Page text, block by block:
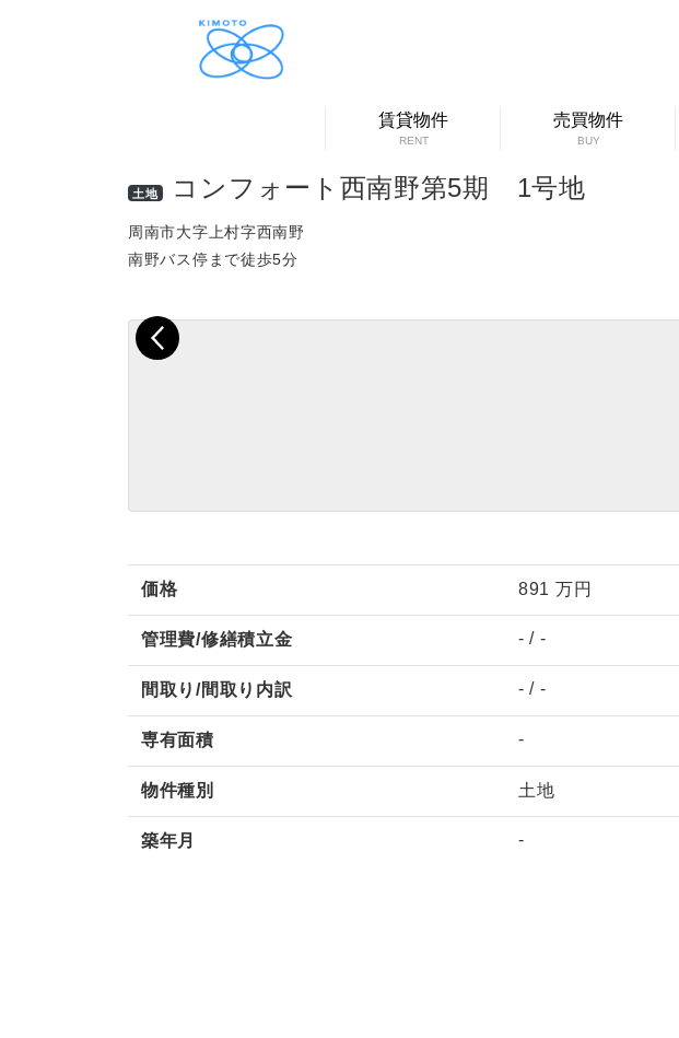
売買物件
BUY
賃貸物件
RENT
土地 コンフォート西南野第5期 1号地
周南市大字上村字西南野
南野バス停まで徒歩5分
価格 891 万円
管理費/修繕積立金 - / -
間取り/間取り内訳 - / -
専有面積 -
物件種別 土地
築年月 -